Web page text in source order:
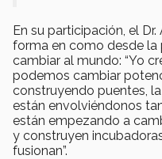
En su participación, el
forma en como desde la
cambiar al mundo: “Yo
podemos cambiar
construyendo puentes,
están envolviéndonos
están empezando a
y construyen
fusionan”.